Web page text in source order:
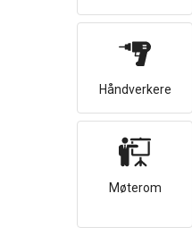
Håndverkere
Møterom